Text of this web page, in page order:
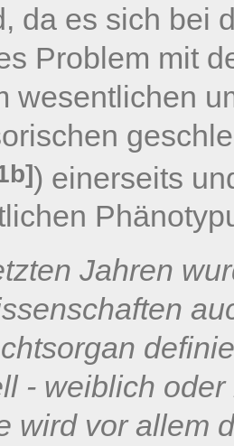
da es sich bei
Problem mit
wesentlichen
) einerseits
Jahren
- weiblich
wird vor allem